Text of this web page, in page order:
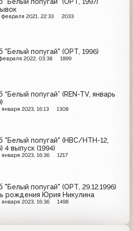
февраля 2021, 22:33 2033
"Белый попугай" (ОРТ, 1996)
2022, 03:38 1899
“Белый попугай” (REN-TV, январь
января 2023, 16:13 1308
"Белый попугай" (НВС/НТН-12,
4 выпуск (1994)
января 2023, 16:36 1217
"Белый попугай" (ОРТ, 29.12.1996)
рождения Юрия Никулина
января 2023, 16:36 1498